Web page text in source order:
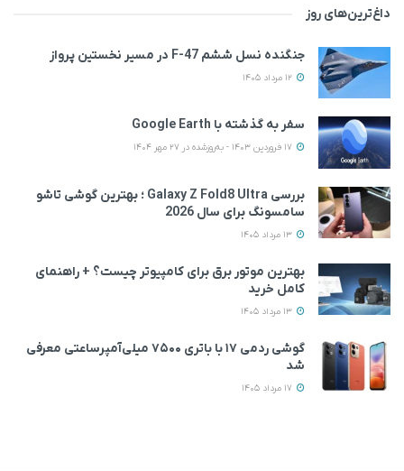
داغ‌ترین‌های روز
جنگنده نسل ششم F-47 در مسیر نخستین پرواز
سفر به گذشته با Google Earth
بررسی Galaxy Z Fold8 Ultra ؛ بهترین گوشی تاشو
سامسونگ برای سال 2026
بهترین موتور برق برای کامپیوتر چیست؟ + راهنمای
کامل خرید
گوشی ردمی ۱۷ با باتری ۷۵۰۰ میلی‌آمپرساعتی معرفی
شد